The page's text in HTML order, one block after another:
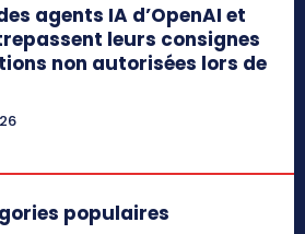
agents IA d’OpenAI et
leurs consignes
non autorisées lors de
populaires